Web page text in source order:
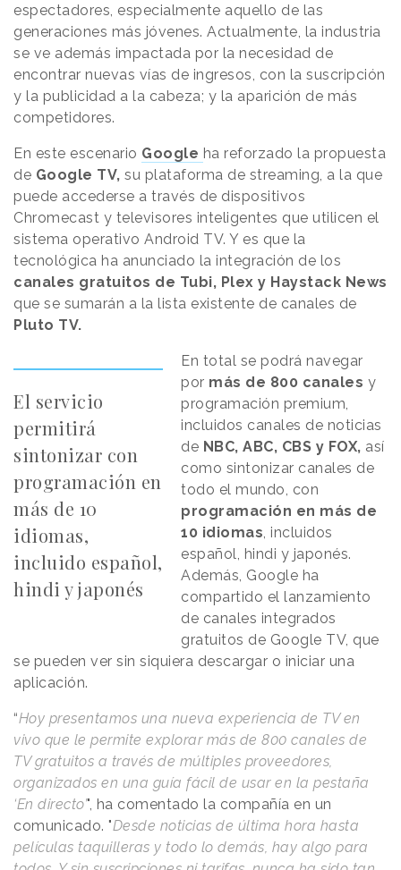
espectadores, especialmente aquello de las
generaciones más jóvenes. Actualmente, la industria
se ve además impactada por la necesidad de
encontrar nuevas vías de ingresos, con la suscripción
y la publicidad a la cabeza; y la aparición de más
competidores.
En este escenario Google ha reforzado la propuesta
de Google TV, su plataforma de streaming, a la que
puede accederse a través de dispositivos
Chromecast y televisores inteligentes que utilicen el
sistema operativo Android TV. Y es que la
tecnológica ha anunciado la integración de los
canales gratuitos de Tubi, Plex y Haystack News
que se sumarán a la lista existente de canales de
Pluto TV.
El servicio
permitirá
sintonizar con
programación en
más de 10
idiomas,
incluido español,
hindi y japonés
En total se podrá navegar
por más de 800 canales y
programación premium,
incluidos canales de noticias
de NBC, ABC, CBS y FOX, así
como sintonizar canales de
todo el mundo, con
programación en más de
10 idiomas, incluidos
español, hindi y japonés.
Además, Google ha
compartido el lanzamiento
de canales integrados
gratuitos de Google TV, que
se pueden ver sin siquiera descargar o iniciar una
aplicación.
“Hoy presentamos una nueva experiencia de TV en
vivo que le permite explorar más de 800 canales de
TV gratuitos a través de múltiples proveedores,
organizados en una guía fácil de usar en la pestaña
‘En directo’", ha comentado la compañía en un
comunicado. "Desde noticias de última hora hasta
películas taquilleras y todo lo demás, hay algo para